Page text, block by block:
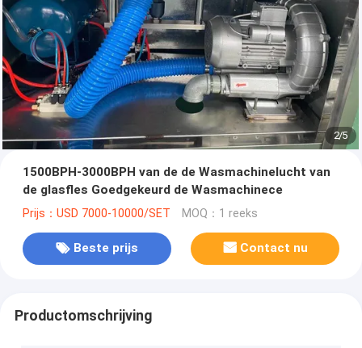
2/5
1500BPH-3000BPH van de de Wasmachinelucht van
de glasfles Goedgekeurd de Wasmachinece
Prijs：USD 7000-10000/SET MOQ：1 reeks
Beste prijs Contact nu
Productomschrijving